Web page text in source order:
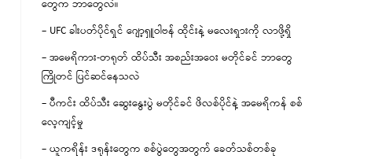
တွေက ဘာတွေလဲ။
– UFC ခါးပတ်ပိုင်ရှင် ဂျော့ရှူဝါဗန် ထိုင်းနဲ့ မလေးရှားကို လာဖို့ရှိ
– အမေရိကား-တရုတ် ထိပ်သီး အစည်းအဝေး မတိုင်ခင် ဘာတွေ
ကြိုတင် ပြင်ဆင်နေသလဲ
– ပီကင်း ထိပ်သီး ဆွေးနွေးပွဲ မတိုင်ခင် ဖိလစ်ပိုင်နဲ့ အမေရိကန် စစ်
လေ့ကျင့်မှု
– ယူကရိန်း ဒရုန်းတွေက စစ်ပွဲတွေအတွက် ခေတ်သစ်တစ်ခု